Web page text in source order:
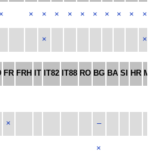
× × × × × × × × × × ×
× ×
FR FRH IT IT82 IT88 RO BG BA SI HR ME
× –
×